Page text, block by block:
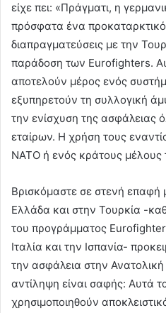
είχε πει: «Πράγματι, η
πρόσφατα ένα
διαπραγματεύσεις με την
παράδοση των Eurofighters.
αποτελούν μέρος ενός
εξυπηρετούν τη συλλογική
την ενίσχυση της ασφάλειας
εταίρων. Η χρήση τους
ΝΑΤΟ ή ενός κράτους μέλους
Βρισκόμαστε σε στενή επαφή
Ελλάδα και στην Τουρκία -
του προγράμματος
Ιταλία και την Ισπανία-
την ασφάλεια στην
αντίληψη είναι σαφής: Αυτά
χρησιμοποιηθούν